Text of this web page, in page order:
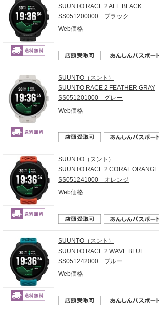
SUUNTO RACE 2 ALL BLACK
SS051200000 ブラック
Web価格
SUUNTO（スント）
SUUNTO RACE 2 FEATHER GRAY
SS051201000 グレー
Web価格
SUUNTO（スント）
SUUNTO RACE 2 CORAL ORANGE
SS051241000 オレンジ
Web価格
SUUNTO（スント）
SUUNTO RACE 2 WAVE BLUE
SS051242000 ブルー
Web価格